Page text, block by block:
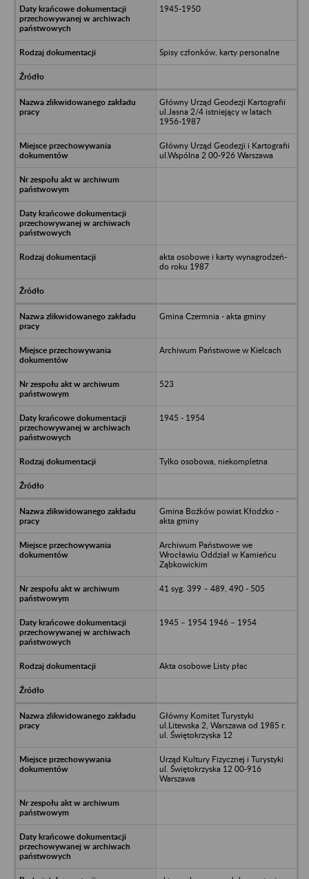
1945-1950
Spisy członków, karty personalne
Główny Urząd Geodezji Kartografii
ul.Jasna 2/4 istniejący w latach
1956-1987
Główny Urząd Geodezji i Kartografii
ul.Wspólna 2 00-926 Warszawa
akta osobowe i karty wynagrodzeń-
do roku 1987
Gmina Czermnia - akta gminy
Archiwum Państwowe w Kielcach
523
1945 - 1954
Tylko osobowa, niekompletna
Gmina Bożków powiat Kłodzko -
akta gminy
Archiwum Państwowe we
Wrocławiu Oddział w Kamieńcu
Ząbkowickim
41 syg. 399 – 489, 490 - 505
1945 – 1954 1946 – 1954
Akta osobowe Listy płac
Główny Komitet Turystyki
ul.Litewska 2, Warszawa od 1985 r.
ul. Świętokrzyska 12
Urząd Kultury Fizycznej i Turystyki
ul. Świętokrzyska 12 00-916
Warszawa